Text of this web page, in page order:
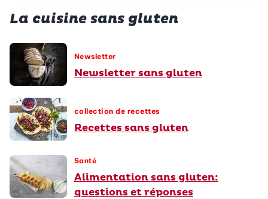
La cuisine sans gluten
Newsletter
Newsletter sans gluten
collection de recettes
Recettes sans gluten
Santé
Alimentation sans gluten:
questions et réponses